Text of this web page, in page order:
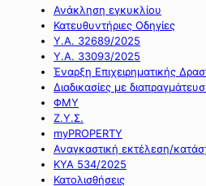
Ανάκληση εγκυκλίου
Κατευθυντήριες Οδηγίες
Υ.Α. 32689/2025
Υ.Α. 33093/2025
Έναρξη Επιχειρηματικής
Διαδικασίες με
ΦΜΥ
Ζ.Υ.Σ.
myPROPERTY
Αναγκαστική εκτέλεση/
ΚΥΑ 534/2025
Κατολισθήσεις